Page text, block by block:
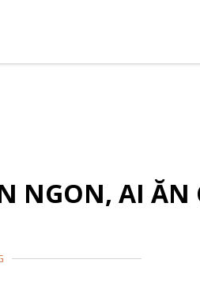
NGON, AI ĂN